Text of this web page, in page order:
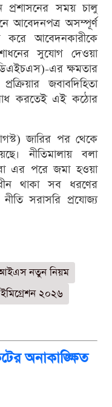
প্রশাসনের সময় চালু
আবেদনপত্র অসম্পূর্ণ
করে আবেদনকারীকে
সুযোগ দেওয়া
এর ক্ষমতার
জবাবদিহিতা
করতেই এই কঠোর
জারির পর থেকে
নীতিমালায় বলা
এর পরে জমা হওয়া
থাকা সব ধরণের
সরাসরি প্রযোজ্য
নতুন নিয়ম
২০২৬
অনাকাঙ্ক্ষিত